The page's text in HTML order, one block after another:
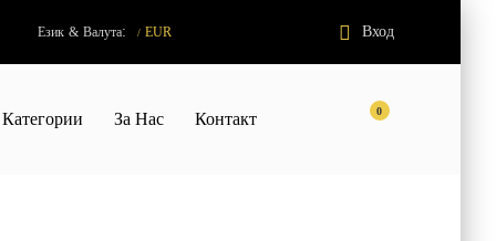
Език & Валута: / EUR Вход
0
Категории За Нас Контакт